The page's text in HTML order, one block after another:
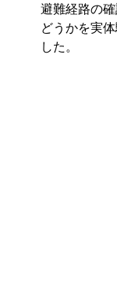
避難経路の
どうかを実
した。